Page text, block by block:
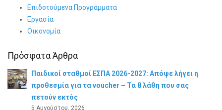
Επιδοτούμενα Προγράμματα
Εργασία
Οικονομία
Πρόσφατα Άρθρα
Παιδικοί σταθμοί ΕΣΠΑ 2026-2027: Απόψε λήγει η
προθεσμία για τα voucher – Τα 8 λάθη που σας
πετούν εκτός
5 Αυγούστου, 2026